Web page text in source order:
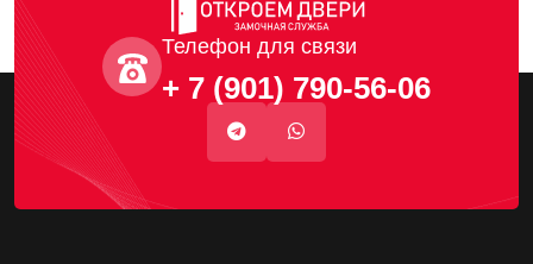
Телефон для связи
+ 7 (901) 790-56-06